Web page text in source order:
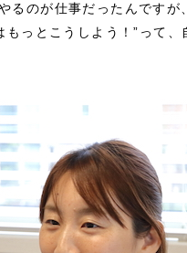
るのが仕事だったんです
っとこうしよう！”って